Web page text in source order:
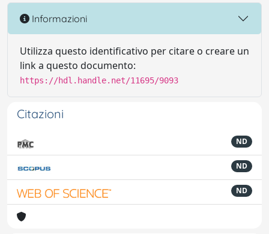
Informazioni
Utilizza questo identificativo per citare o creare un
link a questo documento:
https://hdl.handle.net/11695/9093
Citazioni
ND
ND
ND